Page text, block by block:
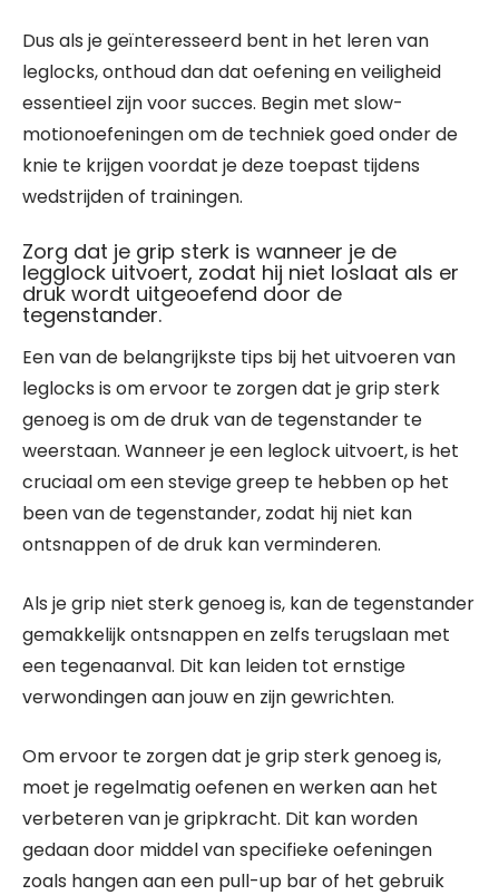
Dus als je geïnteresseerd bent in het leren van
leglocks, onthoud dan dat oefening en veiligheid
essentieel zijn voor succes. Begin met slow-
motionoefeningen om de techniek goed onder de
knie te krijgen voordat je deze toepast tijdens
wedstrijden of trainingen.
Zorg dat je grip sterk is wanneer je de
legglock uitvoert, zodat hij niet loslaat als er
druk wordt uitgeoefend door de
tegenstander.
Een van de belangrijkste tips bij het uitvoeren van
leglocks is om ervoor te zorgen dat je grip sterk
genoeg is om de druk van de tegenstander te
weerstaan. Wanneer je een leglock uitvoert, is het
cruciaal om een stevige greep te hebben op het
been van de tegenstander, zodat hij niet kan
ontsnappen of de druk kan verminderen.
Als je grip niet sterk genoeg is, kan de tegenstander
gemakkelijk ontsnappen en zelfs terugslaan met
een tegenaanval. Dit kan leiden tot ernstige
verwondingen aan jouw en zijn gewrichten.
Om ervoor te zorgen dat je grip sterk genoeg is,
moet je regelmatig oefenen en werken aan het
verbeteren van je gripkracht. Dit kan worden
gedaan door middel van specifieke oefeningen
zoals hangen aan een pull-up bar of het gebruik